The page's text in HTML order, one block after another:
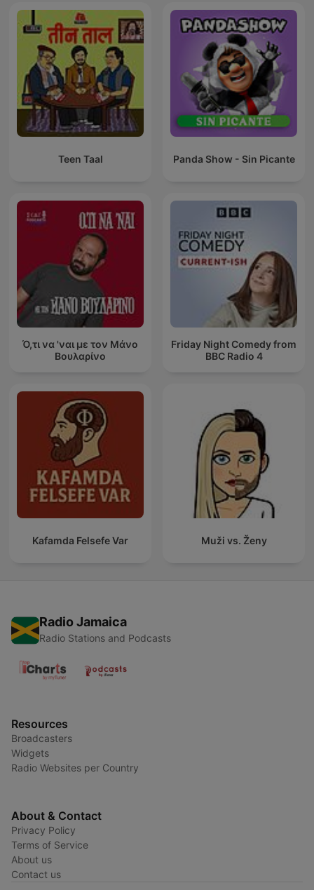
Teen Taal Panda Show - Sin Picante
Ό,τι να 'ναι με τον Μάνο
Βουλαρίνο
Friday Night Comedy from
BBC Radio 4
Kafamda Felsefe Var Muži vs. Ženy
Radio Jamaica
Radio Stations and Podcasts
Resources
Broadcasters
Widgets
Radio Websites per Country
About & Contact
Privacy Policy
Terms of Service
About us
Contact us